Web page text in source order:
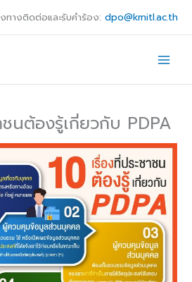
ทางติดต่อและรับคำร้อง: dpo@kmitl.ac.th
ชนต้องรู้เกี่ยวกับ PDPA